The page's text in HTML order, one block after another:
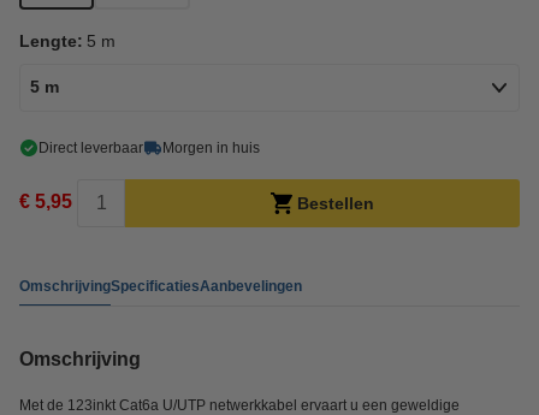
Lengte: 5 m
5 m
Direct leverbaar Morgen in huis
€ 5,95 Bestellen
OmschrijvingSpecificatiesAanbevelingen
Omschrijving
Met de 123inkt Cat6a U/UTP netwerkkabel ervaart u een geweldige